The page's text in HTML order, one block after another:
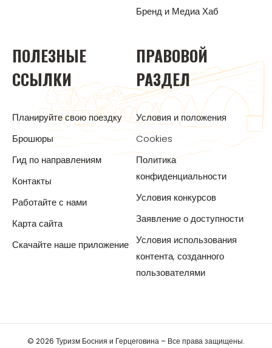
Бренд и Медиа Хаб
ПОЛЕЗНЫЕ
ССЫЛКИ
Планируйте свою поездку
Брошюры
Гид по направлениям
Контакты
Работайте с нами
Карта сайта
Скачайте наше приложение
ПРАВОВОЙ
РАЗДЕЛ
Условия и положения
Cookies
Политика
конфиденциальности
Условия конкурсов
Заявление о доступности
Условия использования
контента, созданного
пользователями
© 2026 Туризм Босния и Герцеговина – Все права защищены.